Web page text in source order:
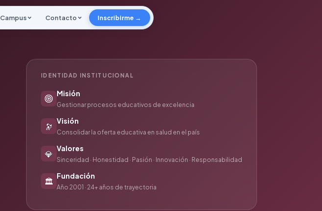
Campus Contacto Inscribirme →
IDENTIDAD INSTITUCIONAL
Misión
Gestionar procesos educativos de excelencia
🔭
Visión
Consolidar la oferta educativa en salud en el país
💎
Valores
Sinceridad · Honestidad · Pasión · Innovación · Responsabilidad
🏛
Fundación
Año 2001 · 24+ años de trayectoria